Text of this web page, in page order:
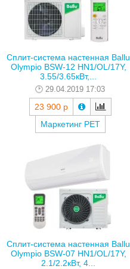
Сплит-система настенная Ballu
Olympio BSW-12 HN1/OL/17Y,
3.55/3.65кВт,...
29.04.2019 17:03
23 900 р
Маркетинг РЕТ
Сплит-система настенная Ballu
Olympio BSW-07 HN1/OL/17Y,
2.1/2.2кВт, 4...